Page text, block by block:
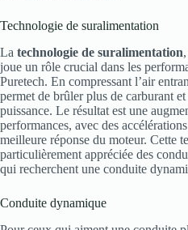
Technologie de suralimentation
La technologie de suralimentation
joue un rôle crucial dans les
Puretech. En compressant l’air
permet de brûler plus de carburant
puissance. Le résultat est une
performances, avec des
meilleure réponse du moteur. Cette
particulièrement appréciée des
qui recherchent une conduite
Conduite dynamique